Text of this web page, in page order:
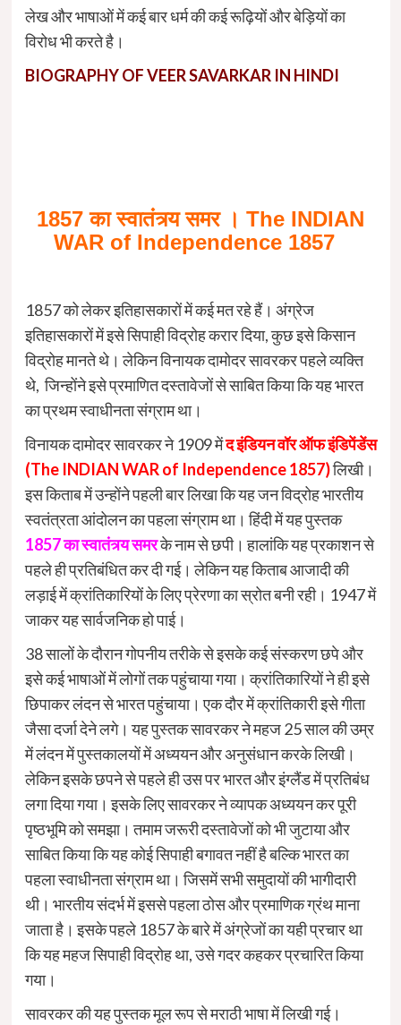
लेख और भाषाओं में कई बार धर्म की कई रूढ़ियों और बेड़ियों का
विरोध भी करते है।
BIOGRAPHY OF VEER SAVARKAR IN HINDI
1857 का स्वातंत्र्य समर । The INDIAN
WAR of Independence 1857
1857 को लेकर इतिहासकारों में कई मत रहे हैं। अंग्रेज
इतिहासकारों में इसे सिपाही विद्रोह करार दिया, कुछ इसे किसान
विद्रोह मानते थे। लेकिन विनायक दामोदर सावरकर पहले व्यक्ति
थे, जिन्होंने इसे प्रमाणित दस्तावेजों से साबित किया कि यह भारत
का प्रथम स्वाधीनता संग्राम था।
विनायक दामोदर सावरकर ने 1909 मेंद इंडियन वॉर ऑफ इंडिपेंडेंस
(The INDIAN WAR of Independence 1857)लिखी।
इस किताब में उन्होंने पहली बार लिखा कि यह जन विद्रोह भारतीय
स्वतंत्रता आंदोलन का पहला संग्राम था। हिंदी में यह पुस्तक
1857 का स्वातंत्र्य समरके नाम से छपी। हालांकि यह प्रकाशन से
पहले ही प्रतिबंधित कर दी गई। लेकिन यह किताब आजादी की
लड़ाई में क्रांतिकारियों के लिए प्रेरणा का स्रोत बनी रही। 1947 में
जाकर यह सार्वजनिक हो पाई।
38 सालों के दौरान गोपनीय तरीके से इसके कई संस्करण छपे और
इसे कई भाषाओं में लोगों तक पहुंचाया गया। क्रांतिकारियों ने ही इसे
छिपाकर लंदन से भारत पहुंचाया। एक दौर में क्रांतिकारी इसे गीता
जैसा दर्जा देने लगे। यह पुस्तक सावरकर ने महज 25 साल की उम्र
में लंदन में पुस्तकालयों में अध्ययन और अनुसंधान करके लिखी।
लेकिन इसके छपने से पहले ही उस पर भारत और इंग्लैंड में प्रतिबंध
लगा दिया गया। इसके लिए सावरकर ने व्यापक अध्ययन कर पूरी
पृष्ठभूमि को समझा। तमाम जरूरी दस्तावेजों को भी जुटाया और
साबित किया कि यह कोई सिपाही बगावत नहीं है बल्कि भारत का
पहला स्वाधीनता संग्राम था। जिसमें सभी समुदायों की भागीदारी
थी। भारतीय संदर्भ में इससे पहला ठोस और प्रमाणिक ग्रंथ माना
जाता है। इसके पहले 1857 के बारे में अंग्रेजों का यही प्रचार था
कि यह महज सिपाही विद्रोह था, उसे गदर कहकर प्रचारित किया
गया।
सावरकर की यह पुस्तक मूल रूप से मराठी भाषा में लिखी गई।